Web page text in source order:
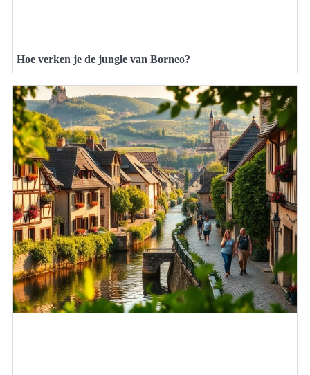
Hoe verken je de jungle van Borneo?